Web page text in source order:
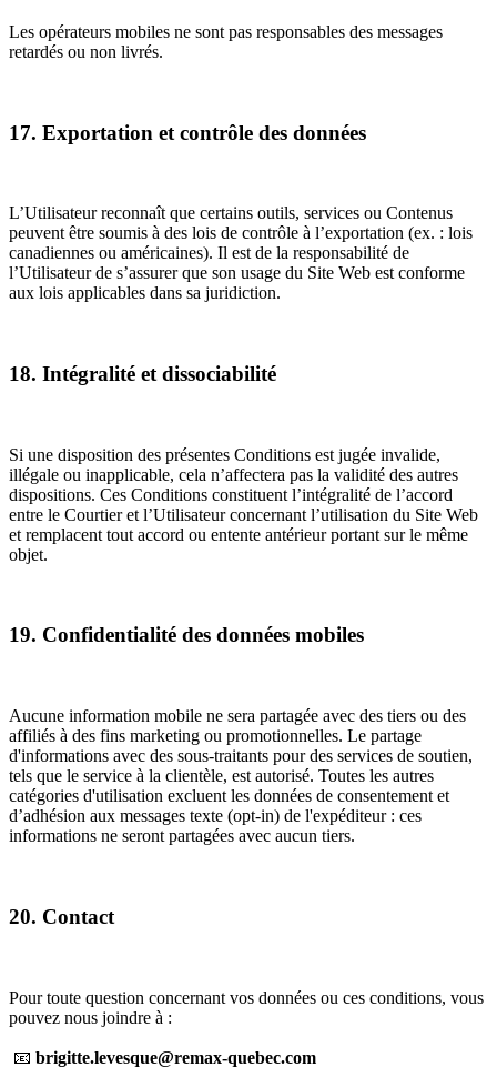
Les opérateurs mobiles ne sont pas responsables des messages
retardés ou non livrés.
17. Exportation et contrôle des données
L’Utilisateur reconnaît que certains outils, services ou Contenus
peuvent être soumis à des lois de contrôle à l’exportation (ex. : lois
canadiennes ou américaines). Il est de la responsabilité de
l’Utilisateur de s’assurer que son usage du Site Web est conforme
aux lois applicables dans sa juridiction.
18. Intégralité et dissociabilité
Si une disposition des présentes Conditions est jugée invalide,
illégale ou inapplicable, cela n’affectera pas la validité des autres
dispositions. Ces Conditions constituent l’intégralité de l’accord
entre le Courtier et l’Utilisateur concernant l’utilisation du Site Web
et remplacent tout accord ou entente antérieur portant sur le même
objet.
19. Confidentialité des données mobiles
Aucune information mobile ne sera partagée avec des tiers ou des
affiliés à des fins marketing ou promotionnelles. Le partage
d'informations avec des sous-traitants pour des services de soutien,
tels que le service à la clientèle, est autorisé. Toutes les autres
catégories d'utilisation excluent les données de consentement et
d’adhésion aux messages texte (opt-in) de l'expéditeur : ces
informations ne seront partagées avec aucun tiers.
20. Contact
Pour toute question concernant vos données ou ces conditions, vous
pouvez nous joindre à :
📧 brigitte.levesque@remax-quebec.com